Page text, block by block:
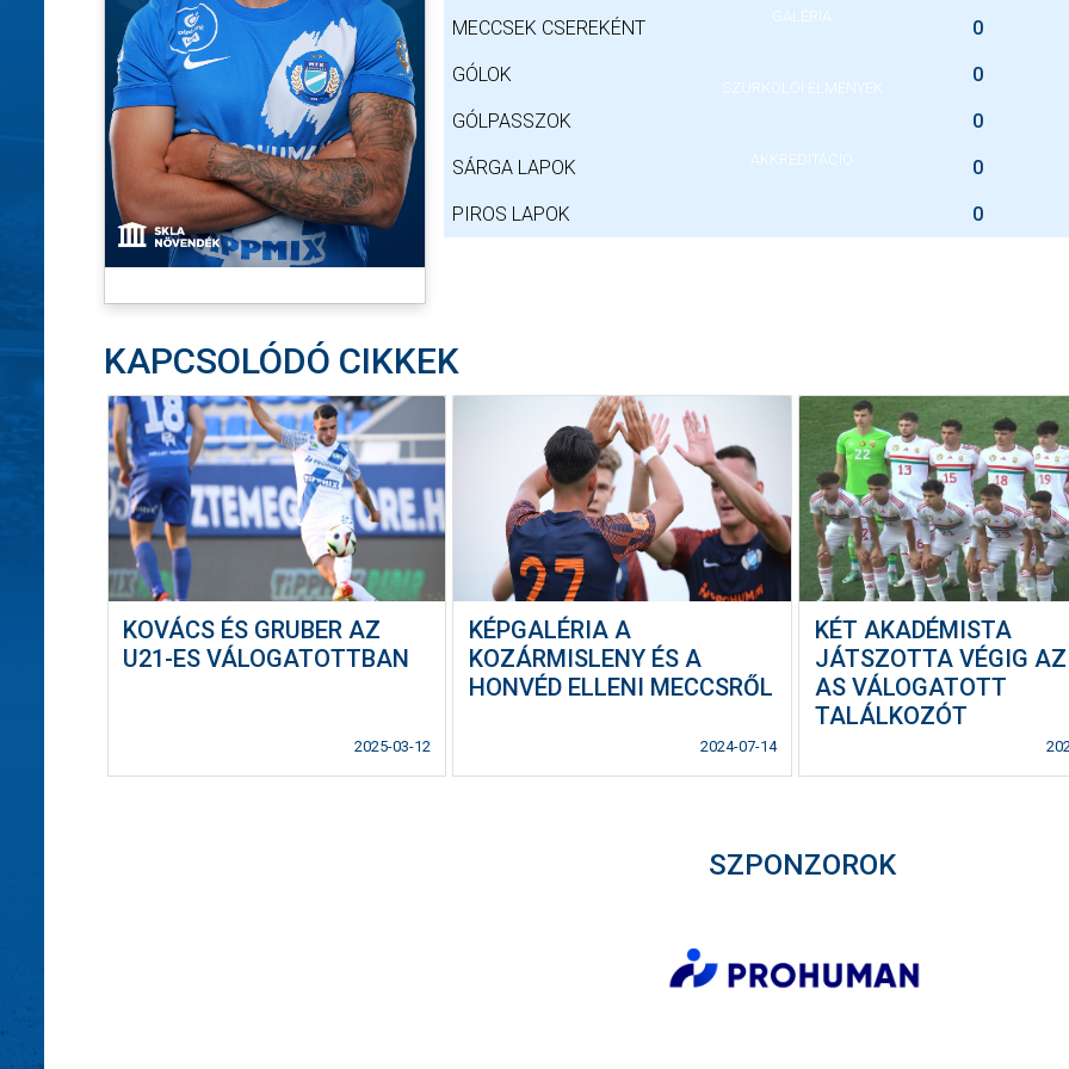
GALÉRIA
SZURKOLÓI ÉLMÉNYEK
AKKREDITÁCIÓ
MECCSEK CSEREKÉNT 0
GÓLOK 0
GÓLPASSZOK 0
SÁRGA LAPOK 0
PIROS LAPOK 0
KAPCSOLÓDÓ CIKKEK
KOVÁCS ÉS GRUBER AZ
U21-ES VÁLOGATOTTBAN
2025-03-12
KÉPGALÉRIA A
KOZÁRMISLENY ÉS A
HONVÉD ELLENI MECCSRŐL
2024-07-14
KÉT AKADÉMISTA
JÁTSZOTTA VÉGIG
AS VÁLOGATOTT
TALÁLKOZÓT
SZPONZOROK